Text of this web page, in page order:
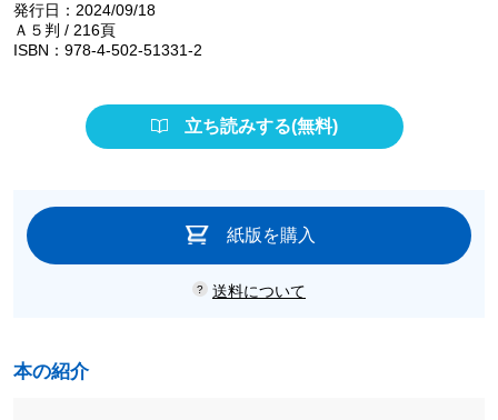
発行日：2024/09/18
Ａ５判 / 216頁
ISBN：978-4-502-51331-2
立ち読みする(無料)
紙版を購入
送料について
本の紹介